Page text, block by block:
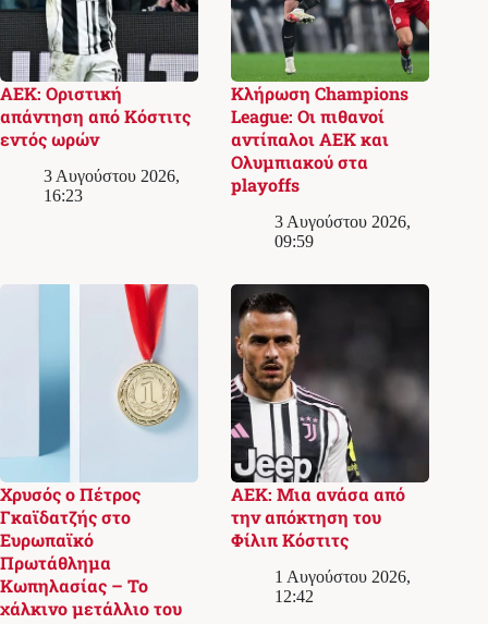
ΑΕΚ: Οριστική
απάντηση από Κόστιτς
εντός ωρών
3 Αυγούστου 2026,
16:23
Κλήρωση Champions
League: Οι πιθανοί
αντίπαλοι ΑΕΚ και
Ολυμπιακού στα
playoffs
3 Αυγούστου 2026,
09:59
Χρυσός ο Πέτρος
Γκαϊδατζής στο
Ευρωπαϊκό
Πρωτάθλημα
Κωπηλασίας – Το
χάλκινο μετάλλιο του
ΑΕΚ: Μια ανάσα από
την απόκτηση του
Φίλιπ Κόστιτς
1 Αυγούστου 2026,
12:42